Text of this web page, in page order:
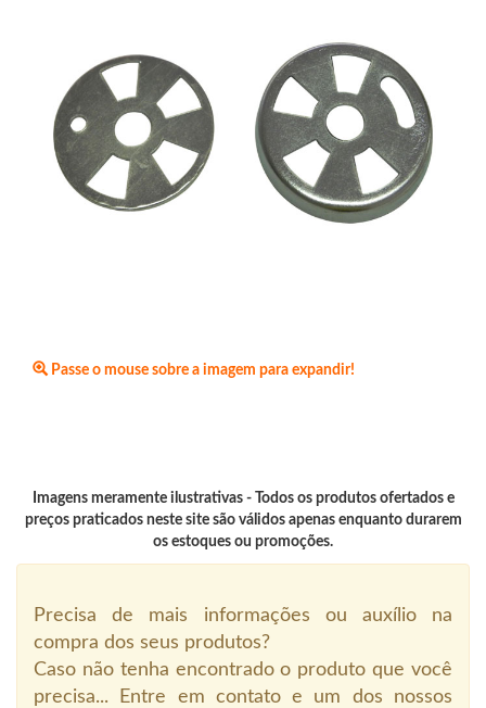
Passe o mouse sobre a imagem para expandir!
Imagens meramente ilustrativas - Todos os produtos ofertados e
preços praticados neste site são válidos apenas enquanto durarem
os estoques ou promoções.
Precisa de mais informações ou auxílio na
compra dos seus produtos?
Caso não tenha encontrado o produto que você
precisa... Entre em contato e um dos nossos